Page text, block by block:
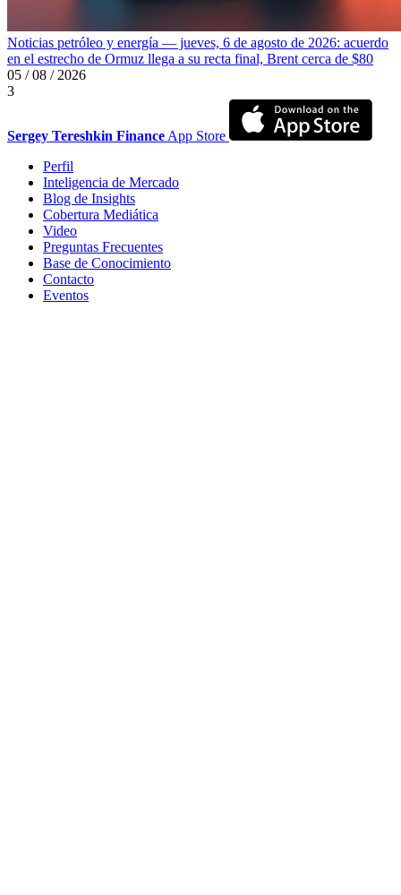
Noticias petróleo y energía — jueves, 6 de agosto de 2026: acuerdo
en el estrecho de Ormuz llega a su recta final, Brent cerca de $80
05 / 08 / 2026
3
Sergey Tereshkin Finance App Store
Perfil
Inteligencia de Mercado
Blog de Insights
Cobertura Mediática
Video
Preguntas Frecuentes
Base de Conocimiento
Contacto
Eventos